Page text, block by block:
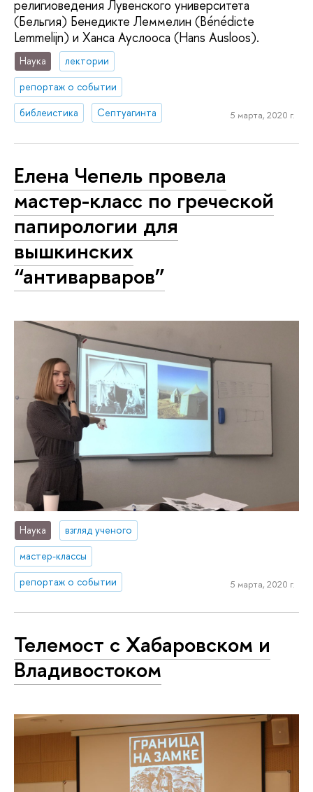
религиоведения Лувенского университета
(Бельгия) Бенедикте Леммелин (Bénédicte
Lemmelijn) и Ханса Ауслооса (Hans Ausloos).
Наука
лектории
репортаж о событии
библеистика
Септуагинта 5 марта, 2020 г.
Елена Чепель провела
мастер-класс по греческой
папирологии для
вышкинских
“антиварваров”
Наука
взгляд ученого
мастер-классы
репортаж о событии
5 марта, 2020 г.
Телемост с Хабаровском и
Владивостоком